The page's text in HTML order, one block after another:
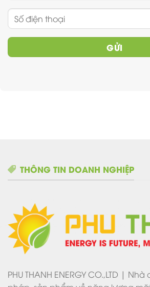
THÔNG TIN DOANH NGHIỆP
PHU THANH ENERGY CO.,LTD |